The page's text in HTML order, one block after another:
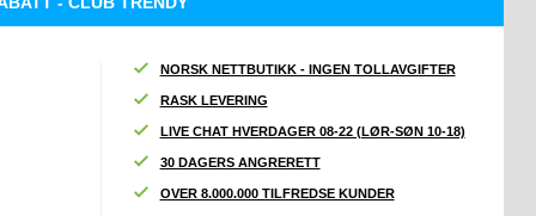
NORSK NETTBUTIKK - INGEN TOLLAVGIFTER
RASK LEVERING
LIVE CHAT HVERDAGER 08-22 (LØR-SØN 10-18)
30 DAGERS ANGRERETT
OVER 8.000.000 TILFREDSE KUNDER